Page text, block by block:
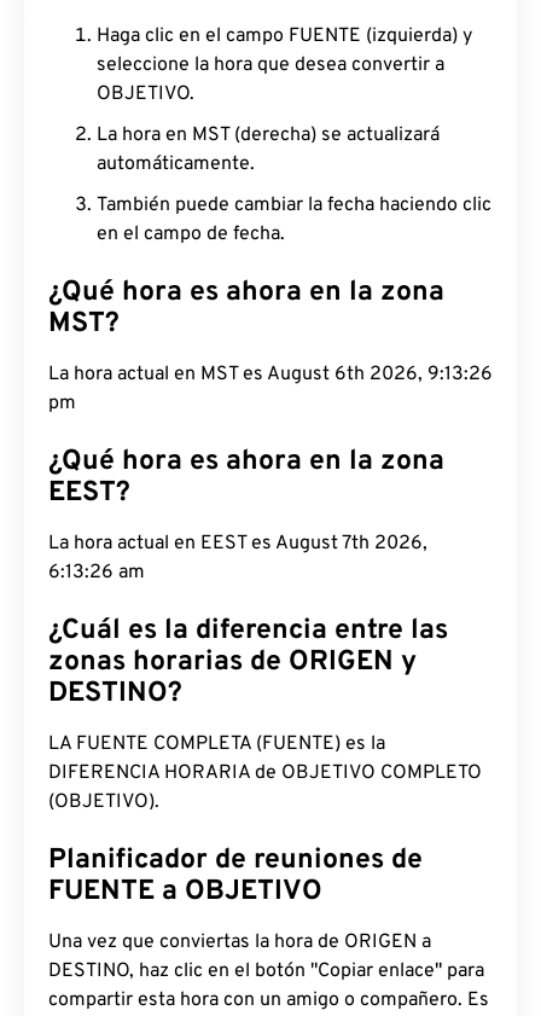
Haga clic en el campo FUENTE (izquierda) y
seleccione la hora que desea convertir a
OBJETIVO.
La hora en MST (derecha) se actualizará
automáticamente.
También puede cambiar la fecha haciendo clic
en el campo de fecha.
¿Qué hora es ahora en la zona
MST?
La hora actual en MST es August 6th 2026, 9:13:27
pm
¿Qué hora es ahora en la zona
EEST?
La hora actual en EEST es August 7th 2026,
6:13:27 am
¿Cuál es la diferencia entre las
zonas horarias de ORIGEN y
DESTINO?
LA FUENTE COMPLETA (FUENTE) es la
DIFERENCIA HORARIA de OBJETIVO COMPLETO
(OBJETIVO).
Planificador de reuniones de
FUENTE a OBJETIVO
Una vez que conviertas la hora de ORIGEN a
DESTINO, haz clic en el botón "Copiar enlace" para
compartir esta hora con un amigo o compañero. Es